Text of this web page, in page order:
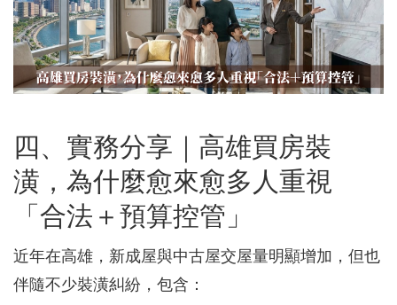
四、實務分享｜高雄買房裝
潢，為什麼愈來愈多人重視
「合法＋預算控管」
近年在高雄，新成屋與中古屋交屋量明顯增加，但也
伴隨不少裝潢糾紛，包含：